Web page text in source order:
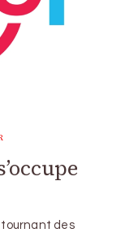
tournant des